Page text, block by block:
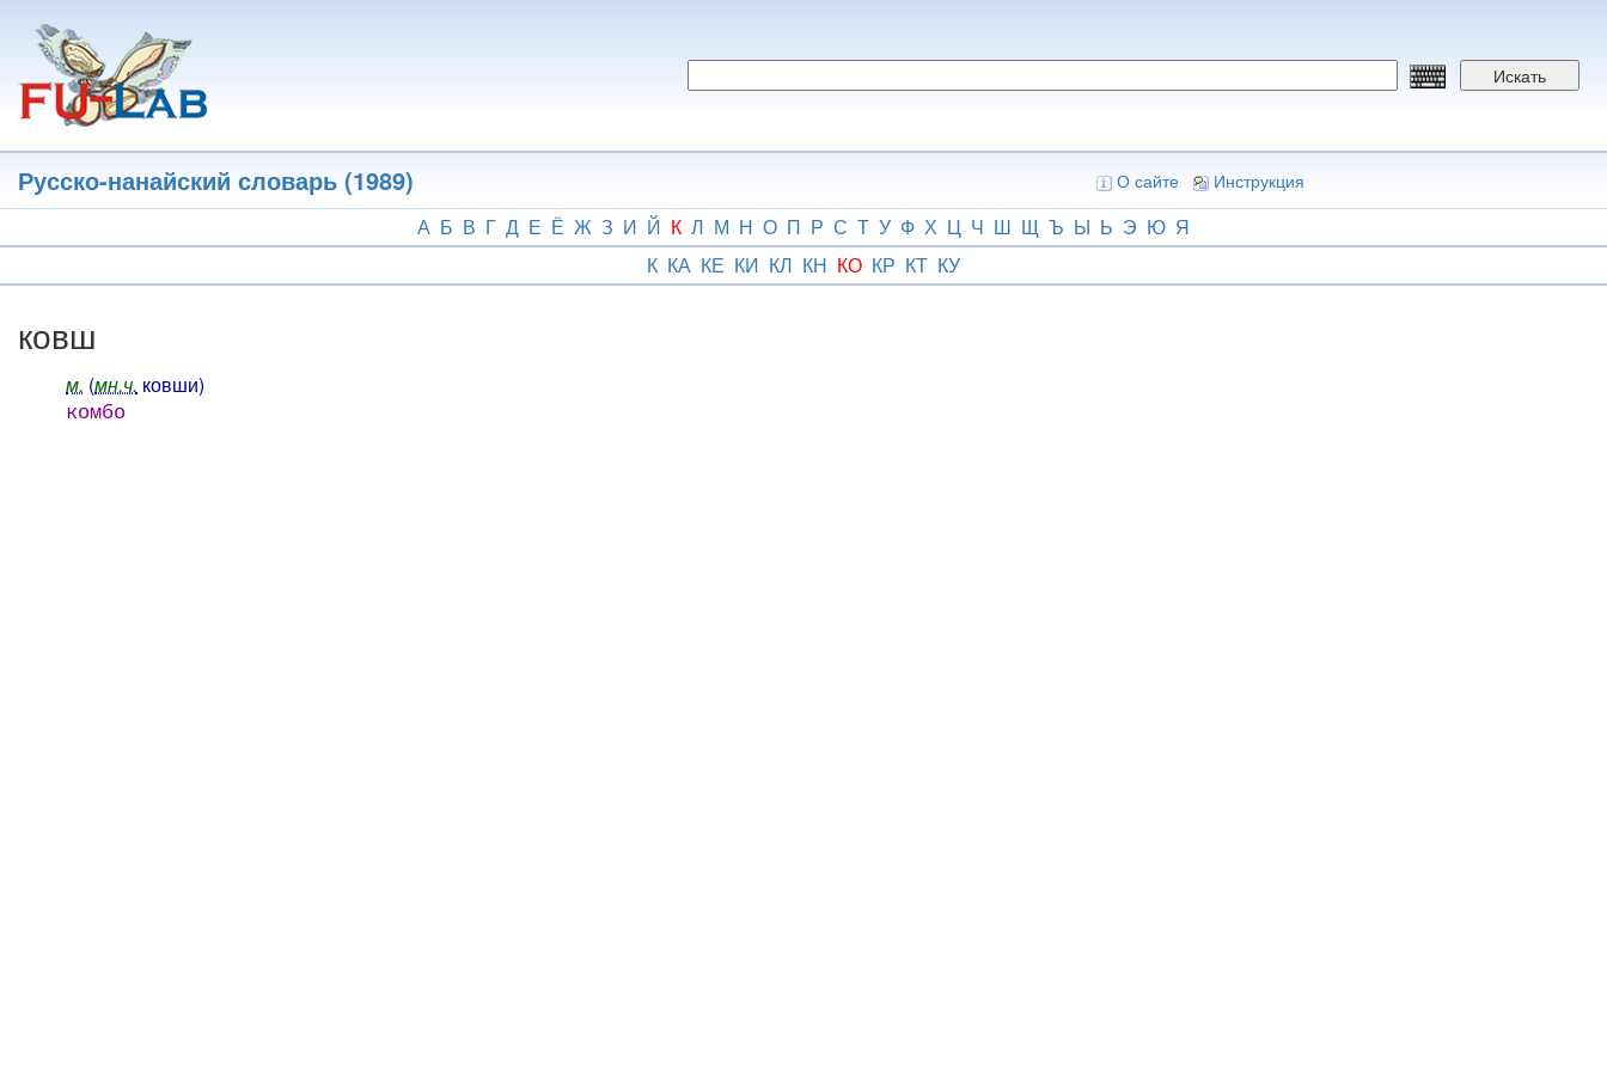
основному
содержанию
Искать
Русско-нанайский словарь (1989) О сайте Инструкция
А Б В Г Д Е Ё Ж З И Й К Л М Н О П Р С Т У Ф Х Ц Ч Ш Щ Ъ Ы Ь Э Ю Я
К КА КЕ КИ КЛ КН КО КР КТ КУ
ковш
м. (мн.ч. ковши)
комбо